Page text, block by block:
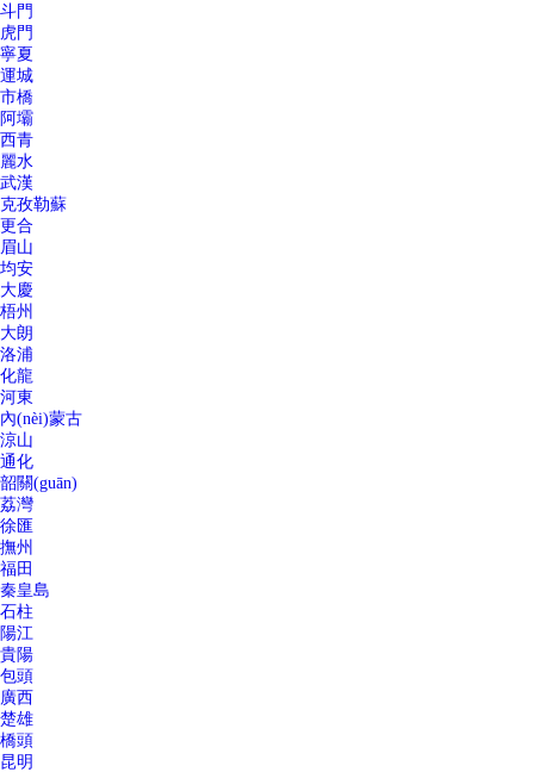
斗門
虎門
寧夏
運城
市橋
阿壩
西青
麗水
武漢
克孜勒蘇
更合
眉山
均安
大慶
梧州
大朗
洛浦
化龍
河東
內(nèi)蒙古
涼山
通化
韶關(guān)
荔灣
徐匯
撫州
福田
秦皇島
石柱
陽江
貴陽
包頭
廣西
楚雄
橋頭
昆明